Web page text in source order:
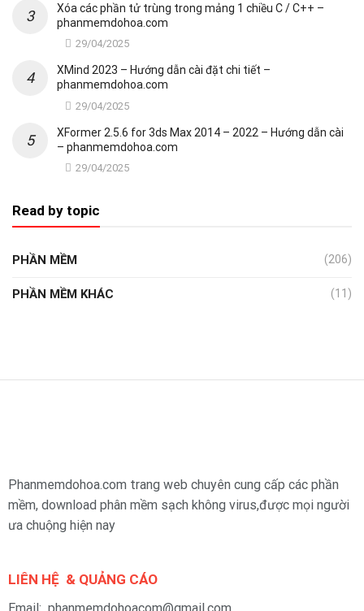
Xóa các phần tử trùng trong mảng 1 chiều C / C++ –
phanmemdohoa.com
29/04/2025
XMind 2023 – Hướng dẫn cài đặt chi tiết –
phanmemdohoa.com
29/04/2025
XFormer 2.5.6 for 3ds Max 2014 – 2022 – Hướng dẫn cài
– phanmemdohoa.com
29/04/2025
Read by topic
PHẦN MỀM (206)
PHẦN MỀM KHÁC (11)
Phanmemdohoa.com trang web chuyên cung cấp các phần
mềm, download phân mềm sạch không virus,được mọi người
ưa chuộng hiện nay
LIÊN HỆ & QUẢNG CÁO